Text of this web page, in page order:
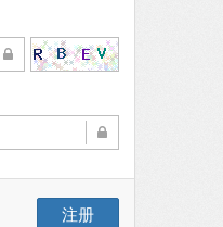
注册